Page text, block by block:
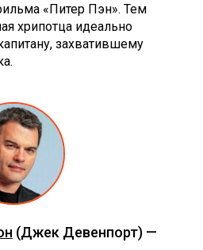
«Питер Пэн». Тем
хрипотца идеально
захватившему
(Джек Девенпорт) —